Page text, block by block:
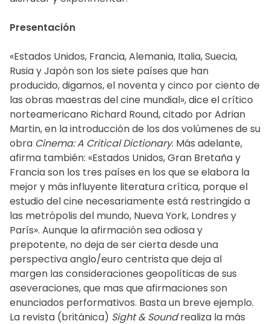
Presentación
«Estados Unidos, Francia, Alemania, Italia, Suecia,
Rusia y Japón son los siete países que han
producido, digamos, el noventa y cinco por ciento de
las obras maestras del cine mundial», dice el crítico
norteamericano Richard Round, citado por Adrian
Martin, en la introducción de los dos volúmenes de su
obra Cinema: A Critical Dictionary. Más adelante,
afirma también: «Estados Unidos, Gran Bretaña y
Francia son los tres países en los que se elabora la
mejor y más influyente literatura crítica, porque el
estudio del cine necesariamente está restringido a
las metrópolis del mundo, Nueva York, Londres y
París». Aunque la afirmación sea odiosa y
prepotente, no deja de ser cierta desde una
perspectiva anglo/euro centrista que deja al
margen las consideraciones geopolíticas de sus
aseveraciones, que mas que afirmaciones son
enunciados performativos. Basta un breve ejemplo.
La revista (británica) Sight & Soundrealiza la más